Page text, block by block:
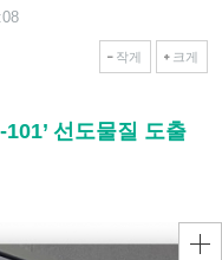
작게 크게
선도물질 도출